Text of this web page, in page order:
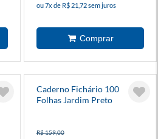
ou 7x de R$ 21,72 sem juros
Caderno Fichário 100
Folhas Jardim Preto
R$ 159,00